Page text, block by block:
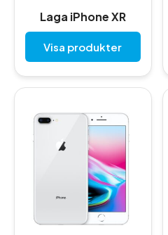
Laga iPhone XR
Visa produkter